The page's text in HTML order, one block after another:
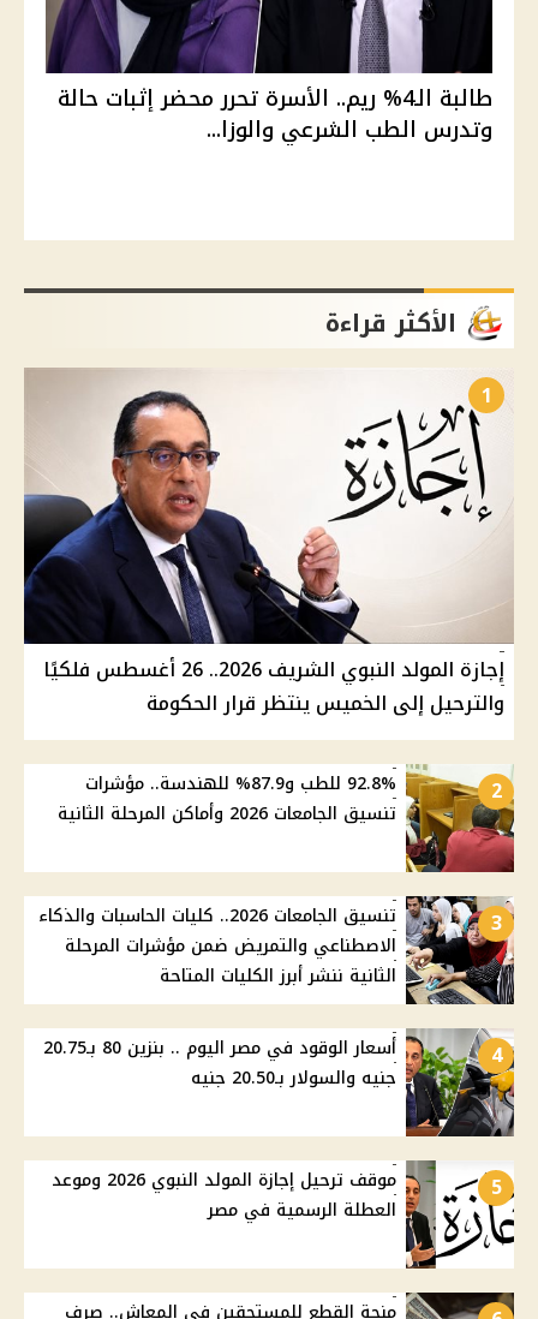
طالبة الـ4% ريم.. الأسرة تحرر محضر إثبات حالة
وتدرس الطب الشرعي والوزا...
الأكثر قراءة
1
إجازة المولد النبوي الشريف 2026.. 26 أغسطس فلكيًا
والترحيل إلى الخميس ينتظر قرار الحكومة
2
92.8% للطب و87.9% للهندسة.. مؤشرات
تنسيق الجامعات 2026 وأماكن المرحلة الثانية
3
تنسيق الجامعات 2026.. كليات الحاسبات والذكاء
الاصطناعي والتمريض ضمن مؤشرات المرحلة
الثانية ننشر أبرز الكليات المتاحة
4
أسعار الوقود في مصر اليوم .. بنزين 80 بـ20.75
جنيه والسولار بـ20.50 جنيه
5
موقف ترحيل إجازة المولد النبوي 2026 وموعد
العطلة الرسمية في مصر
منحة القطع للمستحقين في المعاش.. صرف